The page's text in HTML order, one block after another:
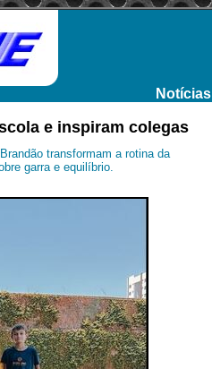
Notícias
e inspiram colegas
transformam a rotina da
garra e equilíbrio.